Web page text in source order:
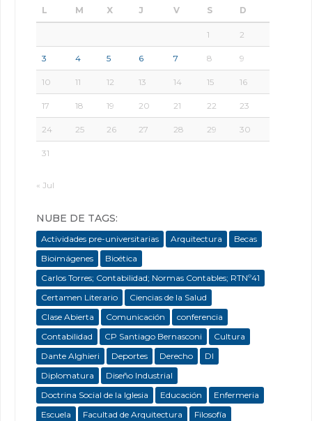
L M X J V S D
1 2
3 4 5 6 7 8 9
10 11 12 13 14 15 16
17 18 19 20 21 22 23
24 25 26 27 28 29 30
31
« Jul
NUBE DE TAGS:
Actividades pre-universitarias Arquitectura
Becas
Bioimágenes
Bioética
Carlos Torres; Contabilidad; Normas Contables; RTNº41
Certamen Literario
Ciencias de la Salud
Clase Abierta
Comunicación
conferencia
Contabilidad
CP Santiago Bernasconi
Cultura
Dante Alghieri
Deportes Derecho
DI
Diplomatura
Diseño Industrial
Doctrina Social de la Iglesia
Educación
Enfermeria
Escuela
Facultad de Arquitectura
Filosofía